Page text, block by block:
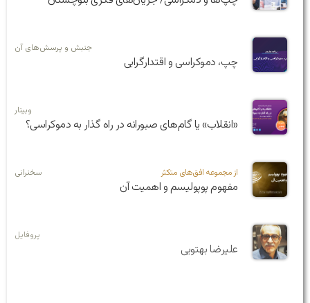
جنبش و پرسش‌های آن
چپ، دموکراسی و اقتدارگرایی
وبینار
«انقلاب» یا گام‌های صبورانه در راه گذار به دموکراسی؟
از مجموعه افق‌های متکثر سخنرانی
مفهوم پوپولیسم و اهمیت آن
پروفایل
علیرضا بهتویی